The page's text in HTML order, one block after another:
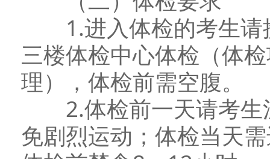
1.进入体检的考生请
三楼体检中心体检（体
理），体检前需空腹。
2.体检前一天请考生
免剧烈运动；体检当天